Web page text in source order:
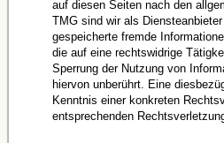
auf diesen Seiten nach den
TMG sind wir als
gespeicherte fremde
die auf eine rechtswidrige
Sperrung der Nutzung von
hiervon unberührt. Eine
Kenntnis einer konkreten
entsprechenden